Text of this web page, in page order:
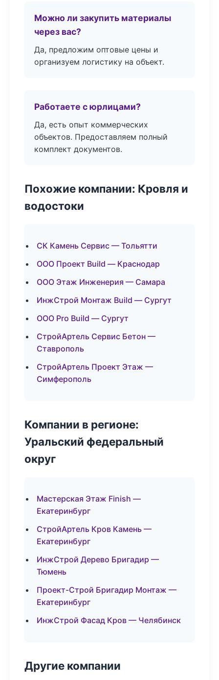
Можно ли закупить материалы
через вас?
Да, предложим оптовые цены и
организуем логистику на объект.
Работаете с юрлицами?
Да, есть опыт коммерческих
объектов. Предоставляем полный
комплект документов.
Похожие компании: Кровля и
водостоки
СК Камень Сервис — Тольятти
ООО Проект Build — Краснодар
ООО Этаж Инженерия — Самара
ИнжСтрой Монтаж Build — Сургут
ООО Pro Build — Сургут
СтройАртель Сервис Бетон —
Ставрополь
СтройАртель Проект Этаж —
Симферополь
Компании в регионе:
Уральский федеральный
округ
Мастерская Этаж Finish —
Екатеринбург
СтройАртель Кров Камень —
Екатеринбург
ИнжСтрой Дерево Бригадир —
Тюмень
Проект-Строй Бригадир Монтаж —
Екатеринбург
ИнжСтрой Фасад Кров — Челябинск
Другие компании